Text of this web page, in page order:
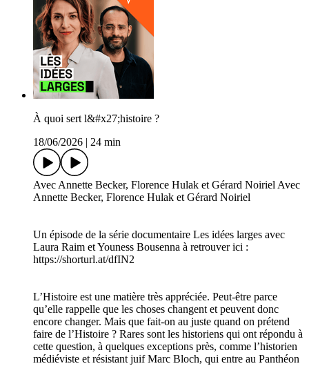
À quoi sert l&#x27;histoire ?
18/06/2026
24 min
Avec Annette Becker, Florence Hulak et Gérard Noiriel Avec
Annette Becker, Florence Hulak et Gérard Noiriel
Un épisode de la série documentaire Les idées larges avec
Laura Raim et Youness Bousenna à retrouver ici :
https://shorturl.at/dfIN2
L’Histoire est une matière très appréciée. Peut-être parce
qu’elle rappelle que les choses changent et peuvent donc
encore changer. Mais que fait-on au juste quand on prétend
faire de l’Histoire ? Rares sont les historiens qui ont répondu à
cette question, à quelques exceptions près, comme l’historien
médiéviste et résistant juif Marc Bloch, qui entre au Panthéon